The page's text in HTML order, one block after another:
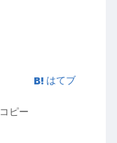
はてブ
コピー